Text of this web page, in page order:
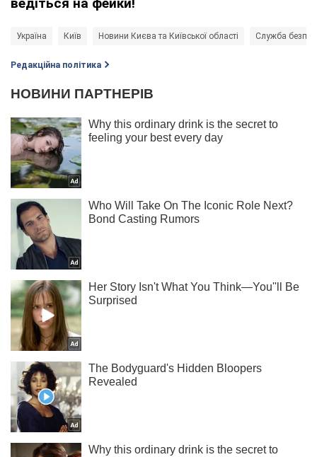
ведіться на фейки!
Україна Київ Новини Києва та Київської області Служба
Редакційна політика